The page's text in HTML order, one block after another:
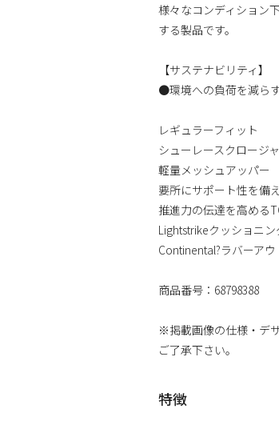
様々なコンディション
する製品です。
【サステナビリティ】
●環境への負荷を減ら
レギュラーフィット
シューレースクロージ
軽量メッシュアッパー
要所にサポート性を備
推進力の伝達を高める
Lightstrikeクッショニン
Continental?ラバーア
商品番号：68798388
※掲載画像の仕様・デ
ご了承下さい。
特徴